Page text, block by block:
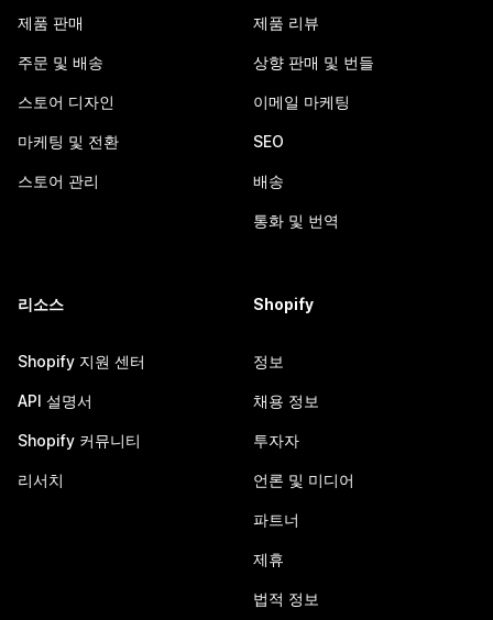
제품 판매
주문 및 배송
스토어 디자인
마케팅 및 전환
스토어 관리
제품 리뷰
상향 판매 및 번들
이메일 마케팅
SEO
배송
통화 및 번역
리소스
Shopify 지원 센터
API 설명서
Shopify 커뮤니티
리서치
Shopify
정보
채용 정보
투자자
언론 및 미디어
파트너
제휴
법적 정보